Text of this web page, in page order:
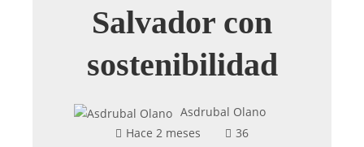
Salvador con
sostenibilidad
Asdrubal Olano
Hace 2 meses
36